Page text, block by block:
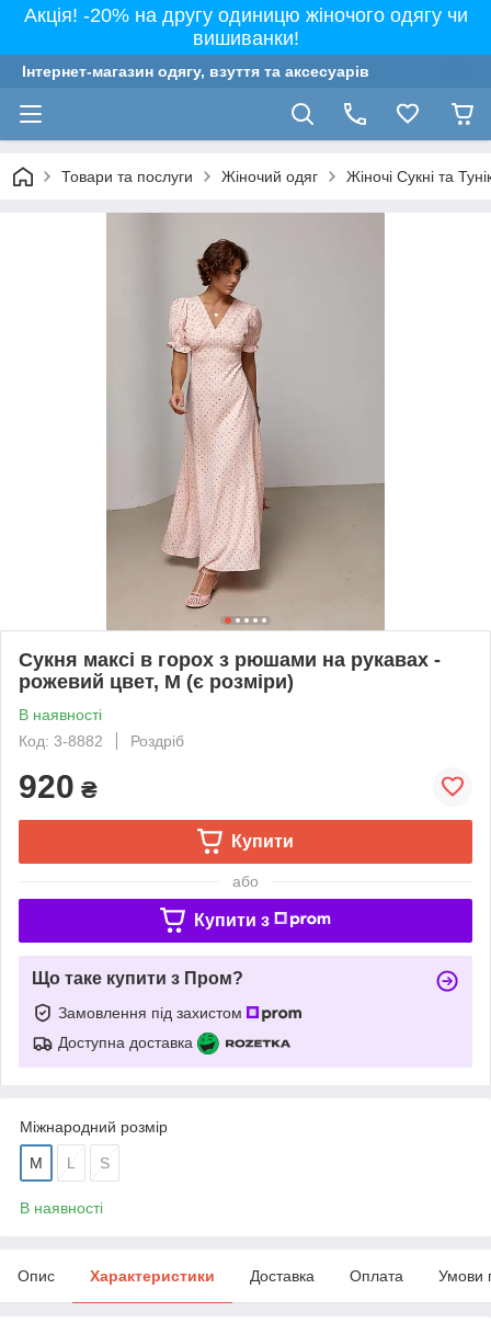
Акція! -20% на другу одиницю жіночого одягу чи
вишиванки!
Інтернет-магазин одягу, взуття та аксесуарів
Товари та послуги Жіночий одяг Жіночі Сукні та
Сукня максі в горох з рюшами на рукавах -
рожевий цвет, M (є розміри)
В наявності
Код: 3-8882
Роздріб
920 ₴
Купити
або
Купити з
Що таке купити з Пром?
Замовлення під захистом
Доступна доставка
Міжнародний розмір
M L S
В наявності
Опис Характеристики Доставка Оплата Умови